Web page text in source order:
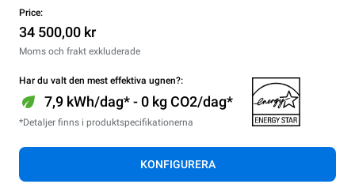
Price:
34 500,00 kr
Moms och frakt exkluderade
Har du valt den mest effektiva ugnen?:
7,9 kWh/dag* - 0 kg CO2/dag*
*Detaljer finns i produktspecifikationerna
KONFIGURERA